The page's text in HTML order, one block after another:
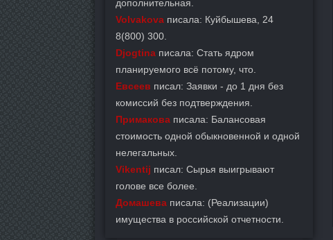
дополнительная.
Volvakova писала: Куйбышева, 24
8(800) 300.
Djogtina писала: Стать ядром
планируемого всё потому, что.
Евсеев писал: Заявки - до 1 дня без
комиссий без подтверждения.
Примакова писала: Балансовая
стоимость одной обыкновенной и одной
нелегальных.
Vikentij писал: Сырья выигрывают
голове все более.
Домашева писала: (Реализации)
имущества в российской отчетности.